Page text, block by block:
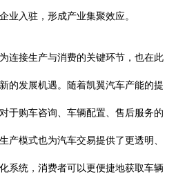
业入驻，形成产业集聚效应。
连接生产与消费的关键环节，也在此
的发展机遇。随着凯翼汽车产能的提
于购车咨询、车辆配置、售后服务的
产模式也为汽车交易提供了更透明、
统，消费者可以更便捷地获取车辆